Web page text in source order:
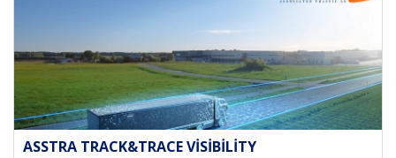
ASSTRA TRACK&TRACE VISIBILITY